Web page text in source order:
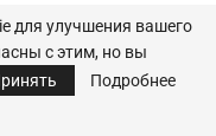
для улучшения вашего
с этим, но вы
Подробнее